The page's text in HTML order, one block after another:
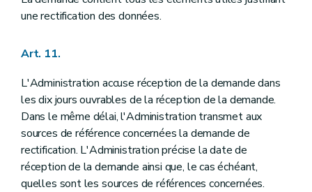
une rectification des données.
Art. 11.
L'Administration accuse réception de la demande dans
les dix jours ouvrables de la réception de la demande.
Dans le même délai, l'Administration transmet aux
sources de référence concernées la demande de
rectification. L'Administration précise la date de
réception de la demande ainsi que, le cas échéant,
quelles sont les sources de références concernées.